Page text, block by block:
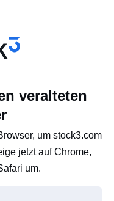
veralteten
um stock3.com
jetzt auf Chrome,
um.